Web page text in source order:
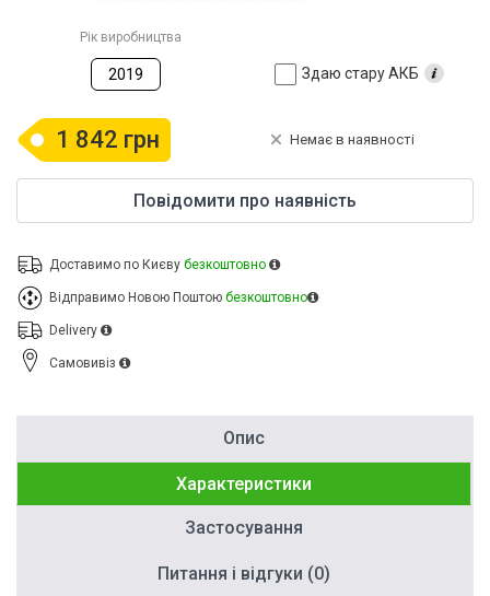
Рік виробництва
2019 Здаю стару АКБ
1 842 грн Немає в наявності
Повідомити про наявність
Доставимо по Києву безкоштовно
Відправимо Новою Поштою безкоштовно
Delivery
Cамовивіз
Опис
Характеристики
Застосування
Питання і відгуки (0)